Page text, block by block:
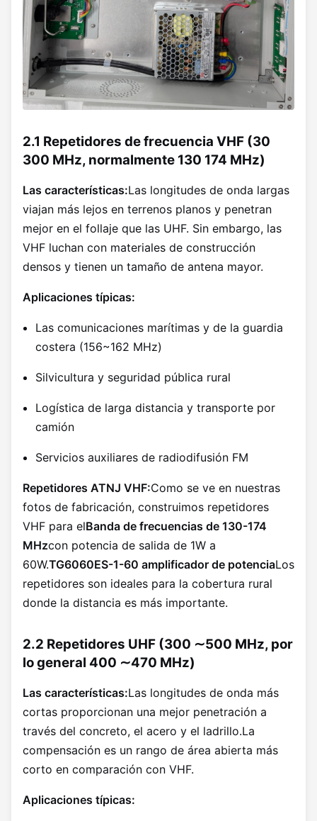
2.1 Repetidores de frecuencia VHF (30
300 MHz, normalmente 130 174 MHz)
Las características:Las longitudes de onda largas
viajan más lejos en terrenos planos y penetran
mejor en el follaje que las UHF. Sin embargo, las
VHF luchan con materiales de construcción
densos y tienen un tamaño de antena mayor.
Aplicaciones típicas:
Las comunicaciones marítimas y de la guardia
costera (156~162 MHz)
Silvicultura y seguridad pública rural
Logística de larga distancia y transporte por
camión
Servicios auxiliares de radiodifusión FM
Repetidores ATNJ VHF:Como se ve en nuestras
fotos de fabricación, construimos repetidores
VHF para elBanda de frecuencias de 130-174
MHzcon potencia de salida de 1W a
60W.TG6060ES-1-60 amplificador de potenciaLos
repetidores son ideales para la cobertura rural
donde la distancia es más importante.
2.2 Repetidores UHF (300 ∼500 MHz, por
lo general 400 ∼470 MHz)
Las características:Las longitudes de onda más
cortas proporcionan una mejor penetración a
través del concreto, el acero y el ladrillo.La
compensación es un rango de área abierta más
corto en comparación con VHF.
Aplicaciones típicas: